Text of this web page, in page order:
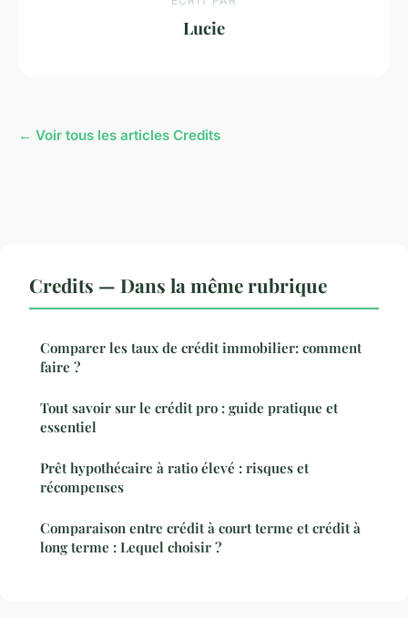
Lucie
← Voir tous les articles Credits
Credits — Dans la même rubrique
Comparer les taux de crédit immobilier: comment
faire ?
Tout savoir sur le crédit pro : guide pratique et
essentiel
Prêt hypothécaire à ratio élevé : risques et
récompenses
Comparaison entre crédit à court terme et crédit à
long terme : Lequel choisir ?